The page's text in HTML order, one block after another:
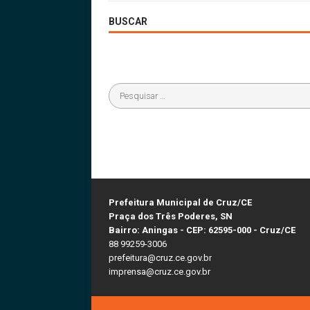
BUSCAR
Prefeitura Municipal de Cruz/CE
Praça dos Três Poderes, SN
Bairro: Aningas - CEP: 62595-000 - Cruz/CE
88 99259-3006
prefeitura@cruz.ce.gov.br
imprensa@cruz.ce.gov.br